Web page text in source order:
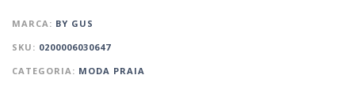
MARCA: BY GUS
SKU: 0200006030647
CATEGORIA: MODA PRAIA